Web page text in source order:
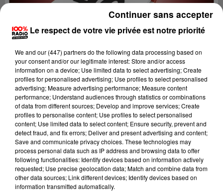
Lecture (1 min 11 sec)
100%
Le respect de votre vie privée est notre priorité
We and our (447) partnersdo the following data processing based on
your consent and/or our legitimate interest: Store and/or access
information on a device; Use limited data to select advertising; Create
profiles for personalised advertising; Use profiles to select personalised
advertising; Measure advertising performance; Measure content
performance; Understand audiences through statistics or combinations
of data from different sources; Develop and improve services; Create
profiles to personalise content; Use profiles to select personalised
content; Use limited data to select content; Ensure security, prevent and
detect fraud, and fix errors; Deliver and present advertising and content;
Save and communicate privacy choices. These technologies may
process personal data such as IP address and browsing data to offer
following functionalities: Identify devices based on information actively
requested; Use precise geolocation data; Match and combine data from
other data sources; Link different devices; Identify devices based on
information transmitted automatically.
Continuer sans accepter